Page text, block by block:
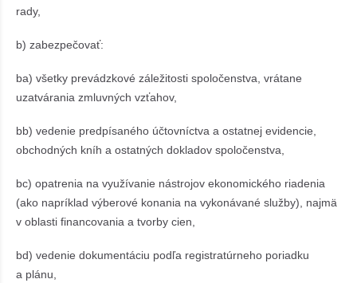
rady,
b) zabezpečovať:
ba) všetky prevádzkové záležitosti spoločenstva, vrátane
uzatvárania zmluvných vzťahov,
bb) vedenie predpísaného účtovníctva a ostatnej evidencie,
obchodných kníh a ostatných dokladov spoločenstva,
bc) opatrenia na využívanie nástrojov ekonomického riadenia
(ako napríklad výberové konania na vykonávané služby), najmä
v oblasti financovania a tvorby cien,
bd) vedenie dokumentáciu podľa registratúrneho poriadku
a plánu,